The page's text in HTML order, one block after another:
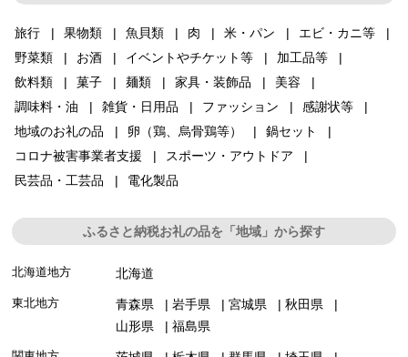
旅行 果物類 魚貝類 肉 米・パン
エビ・カニ等
野菜類
お酒 イベントやチケット等
加工品等
飲料類
菓子 麺類 家具・装飾品
美容
調味料・油
雑貨・日用品 ファッション
感謝状等
地域のお礼の品
卵（鶏、烏骨鶏等）
鍋セット
コロナ被害事業者支援
スポーツ・アウトドア
民芸品・工芸品
電化製品
ふるさと納税お礼の品を「地域」から探す
北海道地方 北海道
東北地方 青森県 岩手県 宮城県
秋田県
山形県
福島県